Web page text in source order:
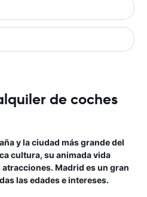
de coches
y la ciudad más grande del
cultura, su animada vida
Madrid es un gran
las edades e intereses.